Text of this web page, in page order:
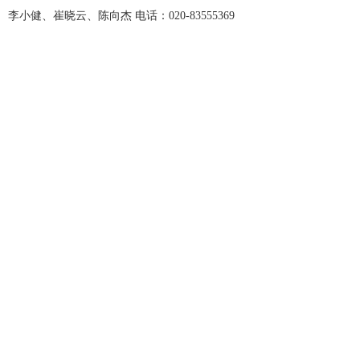
李小健、崔晓云、陈向杰 电话：020-83555369